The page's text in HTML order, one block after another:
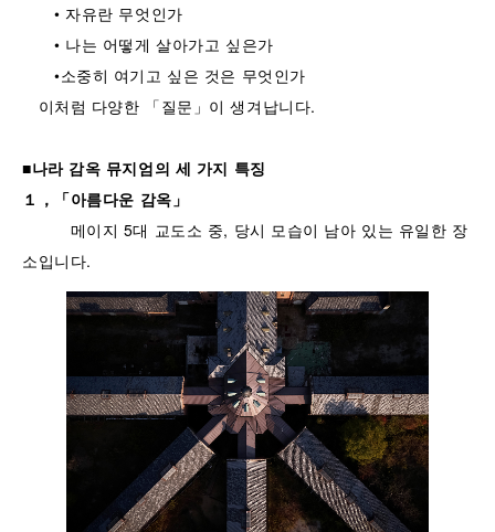
• 자유란 무엇인가
• 나는 어떻게 살아가고 싶은가
•소중히 여기고 싶은 것은 무엇인가
이처럼 다양한 「질문」이 생겨납니다.
■나라 감옥 뮤지엄의 세 가지 특징
１，「아름다운 감옥 」
메이지 5대 교도소 중, 당시 모습이 남아 있는 유일한 장
소입니다.